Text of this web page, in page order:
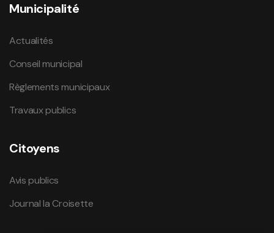
Municipalité
Actualités
Conseil municipal
Règlements municipaux
Travaux publics
Citoyens
Avis publics
Journal la Croisette